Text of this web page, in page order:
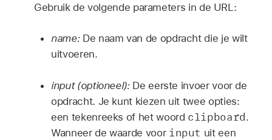
Gebruik de volgende parameters in de URL:
name:De naam van de opdracht die je wilt
uitvoeren.
input (optioneel):De eerste invoer voor de
opdracht. Je kunt kiezen uit twee opties:
een tekenreeks of het woord clipboard.
Wanneer de waarde voor input uit een